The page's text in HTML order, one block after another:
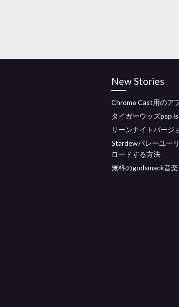
New Stories
Chrome Cast用のア
タイガーウッズpsp
リーンナイトバージ
Stardewバレーユー
ロードする方法
無料のgodsmack音